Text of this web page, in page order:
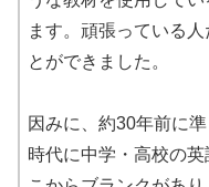
ます。頑張っている
とができました。
因みに、約30年前に
時代に中学・高校の